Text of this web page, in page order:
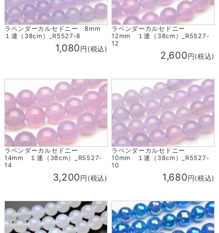
ラベンダーカルセドニー 8mm
１連（38cm）_R5527-8
1,080円(税込)
ラベンダーカルセドニー
12mm １連（38cm）_R5527-
12
2,600円(税込)
ラベンダーカルセドニー
14mm １連（38cm）_R5527-
14
3,200円(税込)
ラベンダーカルセドニー
10mm １連（38cm）_R5527-
10
1,680円(税込)